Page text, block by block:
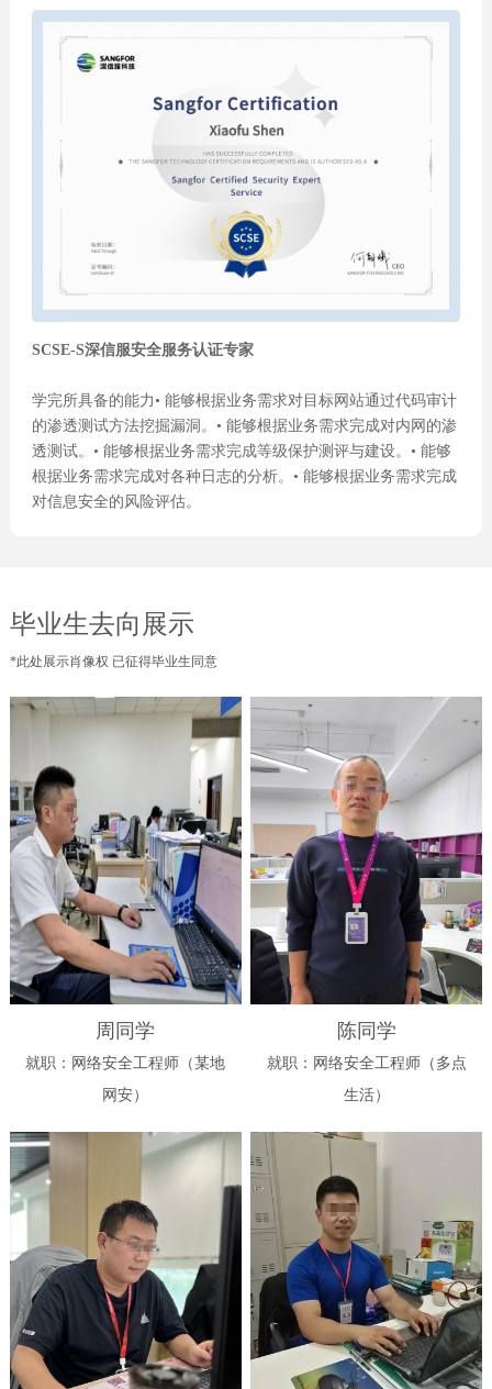
SCSE-S深信服安全服务认证专家
学完所具备的能力• 能够根据业务需求对目标网站通过代码审计
的渗透测试方法挖掘漏洞。• 能够根据业务需求完成对内网的渗
透测试。• 能够根据业务需求完成等级保护测评与建设。• 能够
根据业务需求完成对各种日志的分析。• 能够根据业务需求完成
对信息安全的风险评估。
毕业生去向展示
*此处展示肖像权 已征得毕业生同意
周同学
就职：网络安全工程师（某地
网安）
陈同学
就职：网络安全工程师（多点
生活）